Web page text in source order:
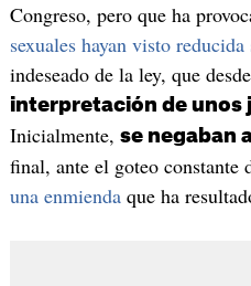
Congreso, pero que ha
sexuales hayan visto reducida
indeseado de la ley, que
interpretación de unos
Inicialmente, se negaban
final, ante el goteo constante
una enmiendaque ha